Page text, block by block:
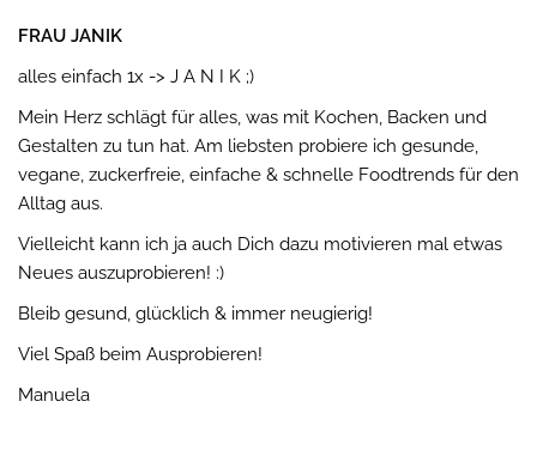
FRAU JANIK
alles einfach 1x -> J A N I K ;)
Mein Herz schlägt für alles, was mit Kochen, Backen und
Gestalten zu tun hat. Am liebsten probiere ich gesunde,
vegane, zuckerfreie, einfache & schnelle Foodtrends für den
Alltag aus.
Vielleicht kann ich ja auch Dich dazu motivieren mal etwas
Neues auszuprobieren! :)
Bleib gesund, glücklich & immer neugierig!
Viel Spaß beim Ausprobieren!
Manuela